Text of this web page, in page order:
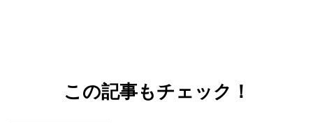
この記事もチェック！